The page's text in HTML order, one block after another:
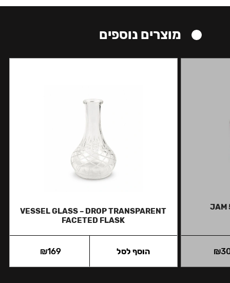
מוצרים נוספים
JAM
₪
VESSEL GLASS – DROP TRANSPARENT
FACETED FLASK
₪169 הוסף לסל